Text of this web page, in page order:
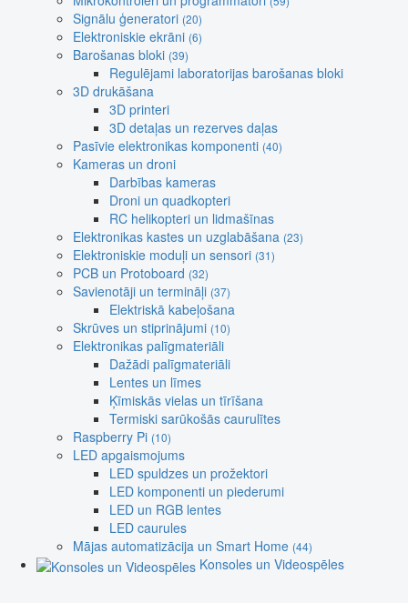
Signālu ģeneratori (20)
Elektroniskie ekrāni (6)
Barošanas bloki (39)
Regulējami laboratorijas barošanas bloki
3D drukāšana
3D printeri
3D detaļas un rezerves daļas
Pasīvie elektronikas komponenti (40)
Kameras un droni
Darbības kameras
Droni un quadkopteri
RC helikopteri un lidmašīnas
Elektronikas kastes un uzglabāšana (23)
Elektroniskie moduļi un sensori (31)
PCB un Protoboard (32)
Savienotāji un termināļi (37)
Elektriskā kabeļošana
Skrūves un stiprinājumi (10)
Elektronikas palīgmateriāli
Dažādi palīgmateriāli
Lentes un līmes
Ķīmiskās vielas un tīrīšana
Termiski sarūkošās caurulītes
Raspberry Pi (10)
LED apgaismojums
LED spuldzes un prožektori
LED komponenti un piederumi
LED un RGB lentes
LED caurules
Mājas automatizācija un Smart Home (44)
Konsoles un Videospēles